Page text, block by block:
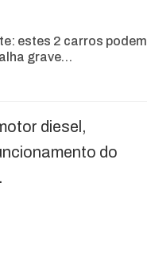
estes 2 carros podem
grave…
diesel,
do